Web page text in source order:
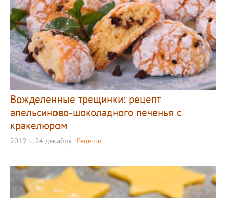
Вожделенные трещинки: рецепт
апельсиново-шоколадного печенья с
кракелюром
2019 г., 24 декабря Рецепти